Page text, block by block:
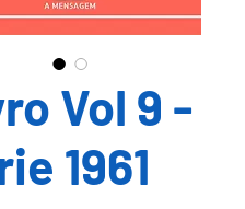
Vol 9 -
1961